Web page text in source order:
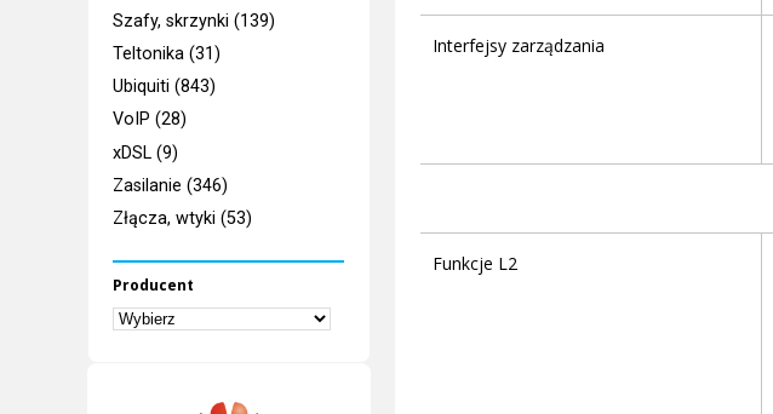
Szafy, skrzynki (139)
Teltonika (31)
Ubiquiti (843)
VoIP (28)
xDSL (9)
Zasilanie (346)
Złącza, wtyki (53)
Producent
Interfejsy zarządzania
Funkcje L2